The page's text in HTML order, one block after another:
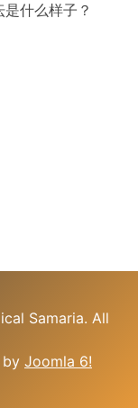
什么样子？
Samaria. All
by Joomla 6!